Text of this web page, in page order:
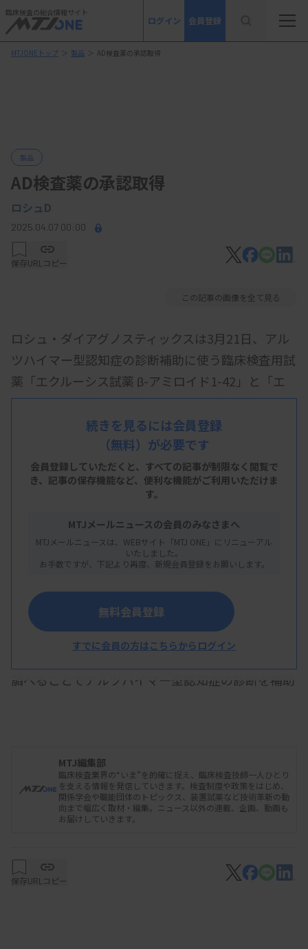
臨床検査の総合情報サイト
ログイン 会員登録
MTJONEトップ ＞ 製品 ＞ AD検査薬の承認取得
製品
AD検査薬の承認取得
ロシュD
2025.04.07 00:00
保存URLコピー
この記事の画像を全て見る
ロシュ・ダイアグノスティックスは3月21日、アル
ツハイマー型認知症の診断補助に使う臨床検査用試
薬「エクルーシス試薬 β-アミロイド1-42」と「エ
クルーシス試薬 リン酸化タウ181」の製造販売承認
を17日に取得したと発表した。今後保険適用に向け
て手続きを進める。
同社によると、pTau181/Aβ42比を調べる検査が体
両製品とも電気化学発光免疫測定法（ECLIA法）を
測定原理とする検査試薬。脳脊髄液（CSF）中のβ-
アミロイド1-42（Aβ42）とリン酸化タウタンパク
181位（pTau181）を同社の免疫分析装置「コバ
調べることでアルツハイマー型認知症の診断を補助
続きを見るには会員登録
（無料）が必要です
会員登録していただくと、すべての記事が制限なく閲覧で
き、 記事の保存機能など、便利な機能がご利用いただけま
す。
MTJメールニュースの会員のみなさまへ
MTJメールニュースは、WEBサイト「MTJ ONE」にリニューアル
いたしました。
お手数ですが、下記より再度、新規会員登録をお願いします。
無料会員登録
すでに会員の方はこちらからログイン
MTJ編集部
臨床検査業界の“いま”を的確に捉え、臨床検査技師一人ひとり
を支える情報を発信していきます。検査制度や政策をはじめ、
関係学会や職能団体のトピックス、装置試薬など技術革新の動
向まで幅広く取材・編集。ニュース以外の連載、企画、動画も
お届けしていきます。
保存URLコピー